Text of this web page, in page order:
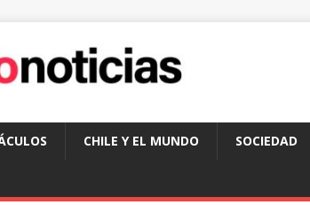
CHILE Y EL MUNDO SOCIEDAD